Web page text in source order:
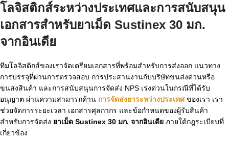
โลจิสติกส์ระหว่างประเทศและการสนับสนุน
เอกสารสำหรับยาเม็ด Sustinex 30 มก.
จากอินเดีย
ทีมโลจิสติกส์ของเราจัดเตรียมเอกสารที่พร้อมสำหรับการส่งออก แนวทาง
การบรรจุที่ผ่านการตรวจสอบ การประสานงานกับบริษัทขนส่งด่วนหรือ
ขนส่งสินค้า และการสนับสนุนการจัดส่ง NPS เร่งด่วนในกรณีที่ได้รับ
อนุญาต ผ่านความสามารถด้าน การจัดส่งยาระหว่างประเทศของเรา เรา
ช่วยจัดการระยะเวลา เอกสารศุลกากร และข้อกำหนดของผู้รับสินค้า
สำหรับการจัดส่ง ยาเม็ด Sustinex 30 มก. จากอินเดีย ภายใต้กฎระเบียบที่
เกี่ยวข้อง